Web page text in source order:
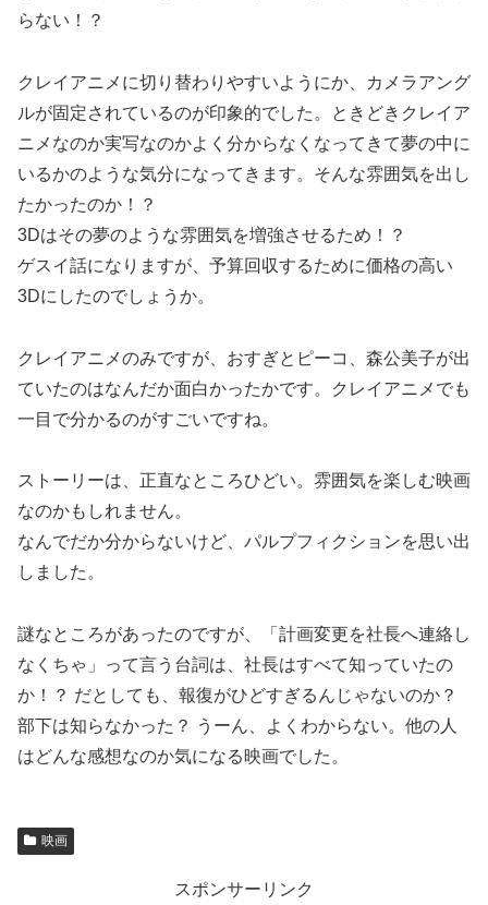
らない！？
クレイアニメに切り替わりやすいようにか、カメラアング
ルが固定されているのが印象的でした。ときどきクレイア
ニメなのか実写なのかよく分からなくなってきて夢の中に
いるかのような気分になってきます。そんな雰囲気を出し
たかったのか！？
3Dはその夢のような雰囲気を増強させるため！？
ゲスイ話になりますが、予算回収するために価格の高い
3Dにしたのでしょうか。
クレイアニメのみですが、おすぎとピーコ、森公美子が出
ていたのはなんだか面白かったかです。クレイアニメでも
一目で分かるのがすごいですね。
ストーリーは、正直なところひどい。雰囲気を楽しむ映画
なのかもしれません。
なんでだか分からないけど、パルプフィクションを思い出
しました。
謎なところがあったのですが、「計画変更を社長へ連絡し
なくちゃ」って言う台詞は、社長はすべて知っていたの
か！？ だとしても、報復がひどすぎるんじゃないのか？
部下は知らなかった？ うーん、よくわからない。他の人
はどんな感想なのか気になる映画でした。
映画
スポンサーリンク